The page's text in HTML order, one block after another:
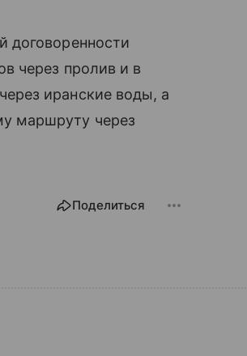
договоренности
через пролив и в
иранские воды, а
маршруту через
Поделиться